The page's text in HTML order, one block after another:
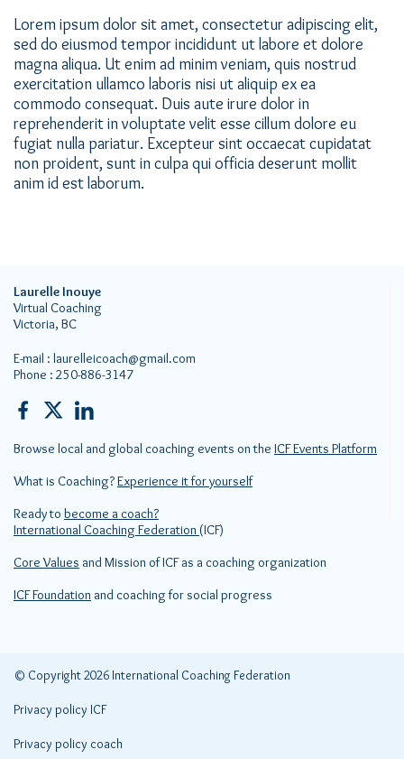
Lorem ipsum dolor sit amet, consectetur adipiscing elit,
sed do eiusmod tempor incididunt ut labore et dolore
magna aliqua. Ut enim ad minim veniam, quis nostrud
exercitation ullamco laboris nisi ut aliquip ex ea
commodo consequat. Duis aute irure dolor in
reprehenderit in voluptate velit esse cillum dolore eu
fugiat nulla pariatur. Excepteur sint occaecat cupidatat
non proident, sunt in culpa qui officia deserunt mollit
anim id est laborum.
Laurelle Inouye
Virtual Coaching
Victoria, BC
E-mail : laurelleicoach@gmail.com
Phone : 250-886-3147
Browse local and global coaching events on the ICF Events Platform
What is Coaching?Experience it for yourself
Ready to become a coach?
International Coaching Federation (ICF)
Core Values and Mission of ICF as a coaching organization
ICF Foundation and coaching for social progress
© Copyright 2026 International Coaching Federation
Privacy policy ICF
Privacy policy coach